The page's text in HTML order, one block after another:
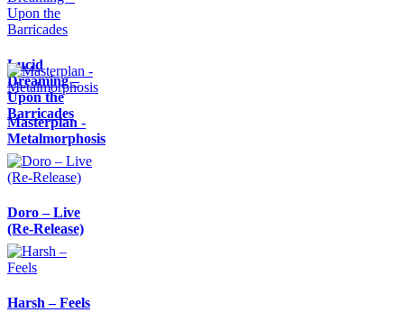
Lucid
Dreaming –
Upon the
Barricades
Masterplan -
Metalmorphosis
Doro – Live
(Re-Release)
Harsh – Feels